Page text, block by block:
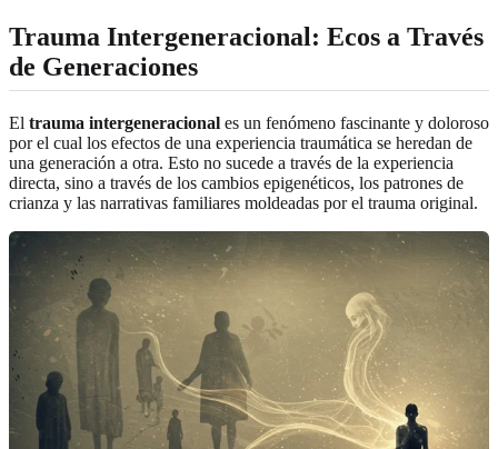
Trauma Intergeneracional: Ecos a Través
de Generaciones
El trauma intergeneracional es un fenómeno fascinante y doloroso
por el cual los efectos de una experiencia traumática se heredan de
una generación a otra. Esto no sucede a través de la experiencia
directa, sino a través de los cambios epigenéticos, los patrones de
crianza y las narrativas familiares moldeadas por el trauma original.